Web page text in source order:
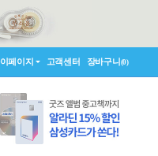
페이지 고객센터 장바구니(0)